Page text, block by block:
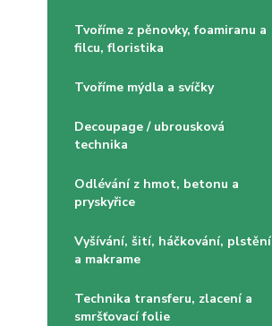
Tvoříme z pěnovky, foamiranu a
filcu, floristika
Tvoříme mýdla a svíčky
Decoupage / ubrousková
technika
Odlévání z hmot, betonu a
pryskyřice
Vyšívání, šití, háčkování, plstění
a makrame
Technika transferu, zlacení a
smršťovací folie